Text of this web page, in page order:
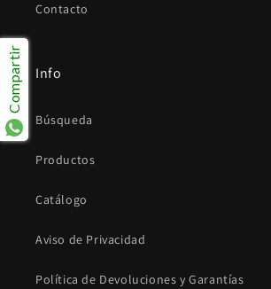
Contacto
Info
Búsqueda
Productos
Catálogo
Aviso de Privacidad
Política de Devoluciones y Garantías
Compartir